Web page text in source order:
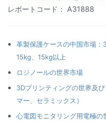
レポートコード： A31888
革製保護ケースの中国市場
15kg、15kg以上
ロジノールの世界市場
3Dプリンティングの世界及
マー、セラミックス）
心電図モニタリング用電極